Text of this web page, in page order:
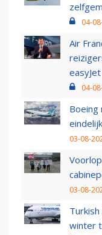
04-
Air
easyJet
04-
Boeing
03-08-
03-08-
winter